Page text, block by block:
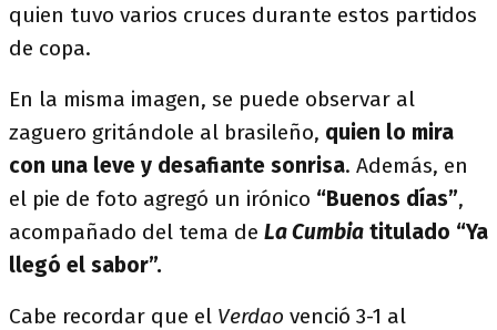
quien tuvo varios cruces durante estos partidos
de copa.
En la misma imagen, se puede observar al
zaguero gritándole al brasileño, quien lo mira
con una leve y desafiante sonrisa. Además, en
el pie de foto agregó un irónico “Buenos días”,
acompañado del tema de La Cumbia titulado “Ya
llegó el sabor”.
Cabe recordar que el Verdao venció 3-1 al